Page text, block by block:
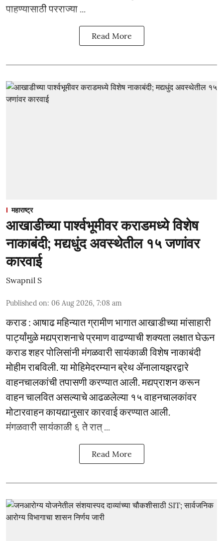
पाहण्यासाठी परराज्या ...
Read More
महाराष्ट्र
आखाडीच्या पार्श्वभूमीवर कराडमध्ये विशेष
नाकाबंदी; मद्यधुंद अवस्थेतील १५ जणांवर
कारवाई
Swapnil S
Published on: 06 Aug 2026, 7:08 am
कराड : आषाढ महिन्यात ग्रामीण भागात आखाडीच्या मांसाहारी
पार्ट्यांमुळे मद्यप्राशनाचे प्रमाण वाढण्याची शक्यता लक्षात घेऊन
कराड शहर पोलिसांनी मंगळवारी सायंकाळी विशेष नाकाबंदी
मोहीम राबविली. या मोहिमेदरम्यान ब्रेथ ॲनालायझरद्वारे
वाहनचालकांची तपासणी करण्यात आली. मद्यप्राशन करून
वाहन चालवित असल्याचे आढळलेल्या १५ वाहनचालकांवर
मोटारवाहन कायद्यानुसार कारवाई करण्यात आली.
मंगळवारी सायंकाळी ६ ते रात् ...
Read More